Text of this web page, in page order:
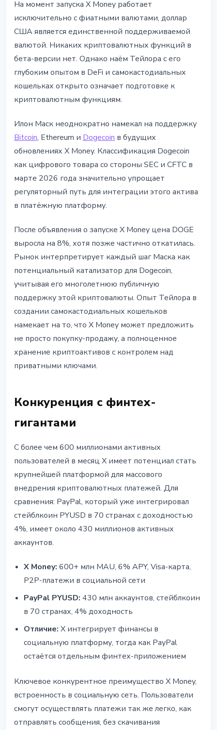
На момент запуска X Money работает
исключительно с фиатными валютами, доллар
США является единственной поддерживаемой
валютой. Никаких криптовалютных функций в
бета-версии нет. Однако наём Тейлора с его
глубоким опытом в DeFi и самокастодиальных
кошельках открыто означает подготовке к
криптовалютным функциям.
Илон Маск неоднократно намекал на поддержку
Bitcoin, Ethereum и Dogecoin в будущих
обновлениях X Money. Классификация Dogecoin
как цифрового товара со стороны SEC и CFTC в
марте 2026 года значительно упрощает
регуляторный путь для интеграции этого актива
в платёжную платформу.
После объявления о запуске X Money цена DOGE
выросла на 8%, хотя позже частично откатилась.
Рынок интерпретирует каждый шаг Маска как
потенциальный катализатор для Dogecoin,
учитывая его многолетнюю публичную
поддержку этой криптовалюты. Опыт Тейлора в
создании самокастодиальных кошельков
намекает на то, что X Money может предложить
не просто покупку-продажу, а полноценное
хранение криптоактивов с контролем над
приватными ключами.
Конкуренция с финтех-
гигантами
С более чем 600 миллионами активных
пользователей в месяц X имеет потенциал стать
крупнейшей платформой для массового
внедрения криптовалютных платежей. Для
сравнения: PayPal, который уже интегрировал
стейблкоин PYUSD в 70 странах с доходностью
4%, имеет около 430 миллионов активных
аккаунтов.
X Money: 600+ млн MAU, 6% APY, Visa-карта,
P2P-платежи в социальной сети
PayPal PYUSD: 430 млн аккаунтов, стейблкоин
в 70 странах, 4% доходность
Отличие: X интегрирует финансы в
социальную платформу, тогда как PayPal
остаётся отдельным финтех-приложением
Ключевое конкурентное преимущество X Money,
встроенность в социальную сеть. Пользователи
смогут осуществлять платежи так же легко, как
отправлять сообщения, без скачивания